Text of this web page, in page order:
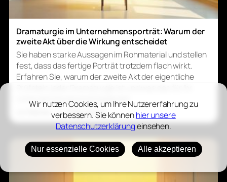
Dramaturgie im Unternehmensporträt: Warum der
zweite Akt über die Wirkung entscheidet
Sie haben starke Aussagen im Rohmaterial und stellen
fest, dass das fertige Porträt trotzdem flach wirkt.
Erfahren Sie, warum der zweite Akt der eigentliche
Unternehmensporträt bedeutet.
6 Min Lesezeit
Wir nutzen Cookies, um Ihre Nutzererfahrung zu
verbessern. Sie könnenhier unsere
Datenschutzerklärungeinsehen.
Nur essenzielle Cookies Alle akzeptieren